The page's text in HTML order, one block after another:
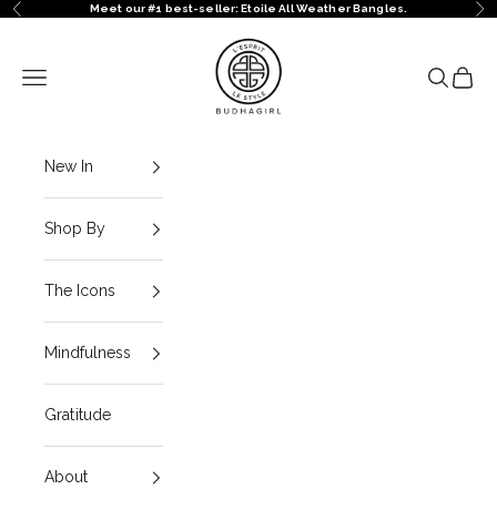
Ir al contenido
Anterior Meet our #1 best-seller: Etoile All Weather Bangles.
BuDhaGirl
Menú
Buscar
Cesta
New In
Shop By
The Icons
Mindfulness
Gratitude
About